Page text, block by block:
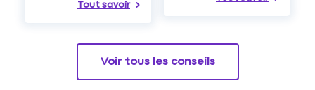
Tout savoir
Voir tous les conseils